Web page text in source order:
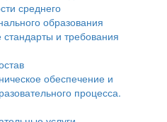
среднего
образования
и требования
обеспечение и
процесса.